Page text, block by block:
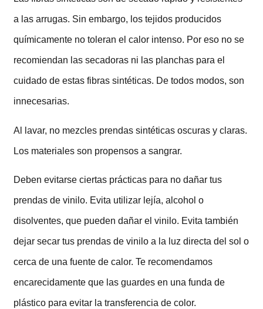
a las arrugas. Sin embargo, los tejidos producidos
químicamente no toleran el calor intenso. Por eso no se
recomiendan las secadoras ni las planchas para el
cuidado de estas fibras sintéticas. De todos modos, son
innecesarias.
Al lavar, no mezcles prendas sintéticas oscuras y claras.
Los materiales son propensos a sangrar.
Deben evitarse ciertas prácticas para no dañar tus
prendas de vinilo. Evita utilizar lejía, alcohol o
disolventes, que pueden dañar el vinilo. Evita también
dejar secar tus prendas de vinilo a la luz directa del sol o
cerca de una fuente de calor. Te recomendamos
encarecidamente que las guardes en una funda de
plástico para evitar la transferencia de color.